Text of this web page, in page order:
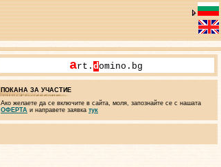
art. domino.bg
ПОКАНА ЗА УЧАСТИЕ
Ако желаете да се включите в сайта, моля, запознайте се с нашата
ОФЕРТА и направете заявка тук